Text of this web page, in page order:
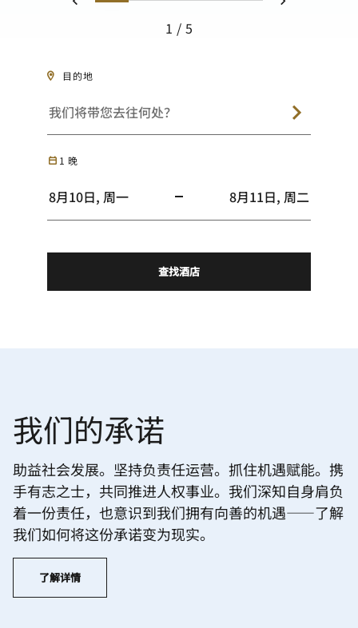
上一页 下一页
1 5
目的地
1 晚
查找酒店
我们的承诺
助益社会发展。坚持负责任运营。抓住机遇赋能。携
手有志之士，共同推进人权事业。我们深知自身肩负
着一份责任，也意识到我们拥有向善的机遇——了解
我们如何将这份承诺变为现实。
了解详情